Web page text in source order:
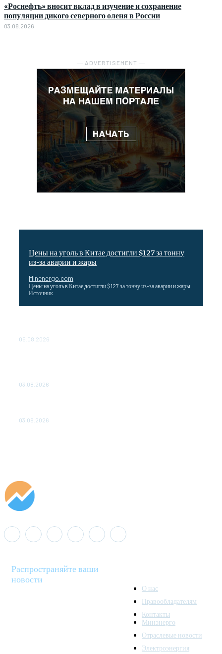
«Роснефть» вносит вклад в изучение и сохранение
популяции дикого северного оленя в России
03.08.2026
― ADVERTISEMENT ―
Цены на уголь в Китае достигли $127 за тонну
из-за аварии и жары
Minenergo.com
Цены на уголь в Китае достигли $127 за тонну из-за аварии и жары
Источник
05.08.2026
03.08.2026
03.08.2026
Распространяйте ваши
новости
О нас
Правообладателям
Контакты
Минэнерго
Отраслевые новости
Электроэнергия